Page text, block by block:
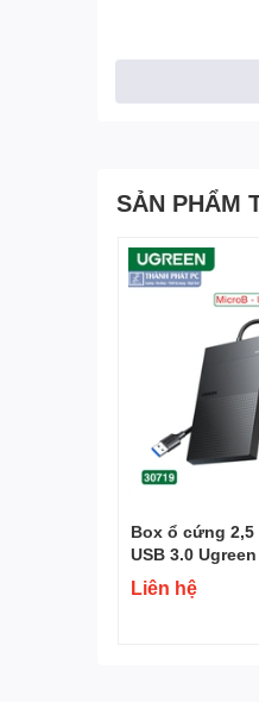
SẢN PHẨM
Box ổ cứng
USB 3.0
Liên hệ